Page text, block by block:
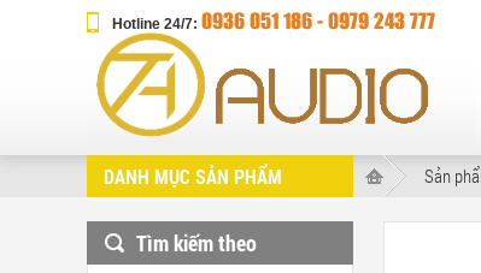
Hotline 24/7: 0936 051 186 - ‎0979 243 777
DANH MỤC SẢN PHẨM Sản
Tìm kiếm theo